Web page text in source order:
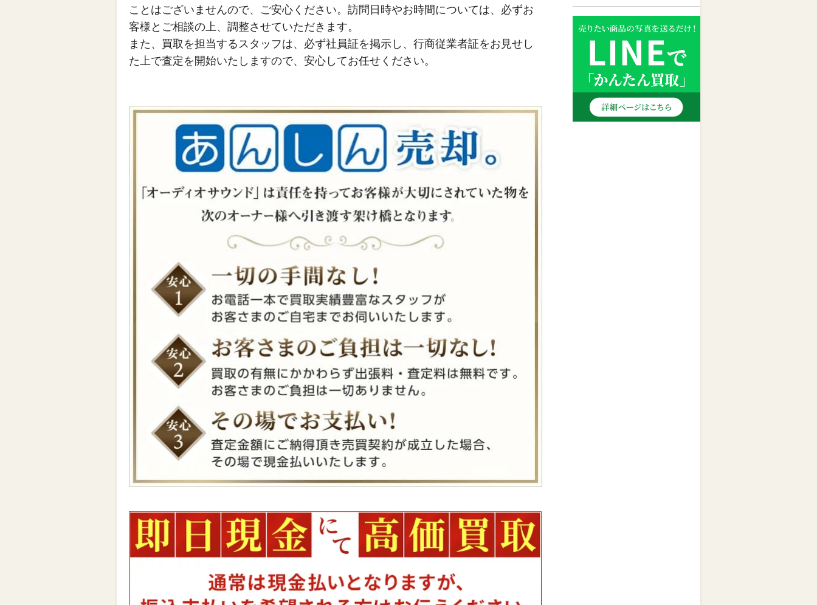
ことはございませんので、ご安心ください。訪問日時やお時間については、必ずお
客様とご相談の上、調整させていただきます。
また、買取を担当するスタッフは、必ず社員証を掲示し、行商従業者証をお見せし
た上で査定を開始いたしますので、安心してお任せください。